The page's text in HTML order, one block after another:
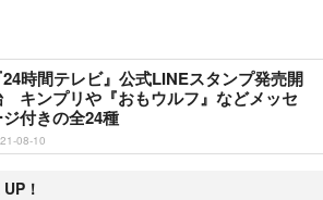
24時間テレビ』公式LINEスタンプ発売開
キンプリや『おもウルフ』などメッセ
ジ付きの全24種
08-10
！